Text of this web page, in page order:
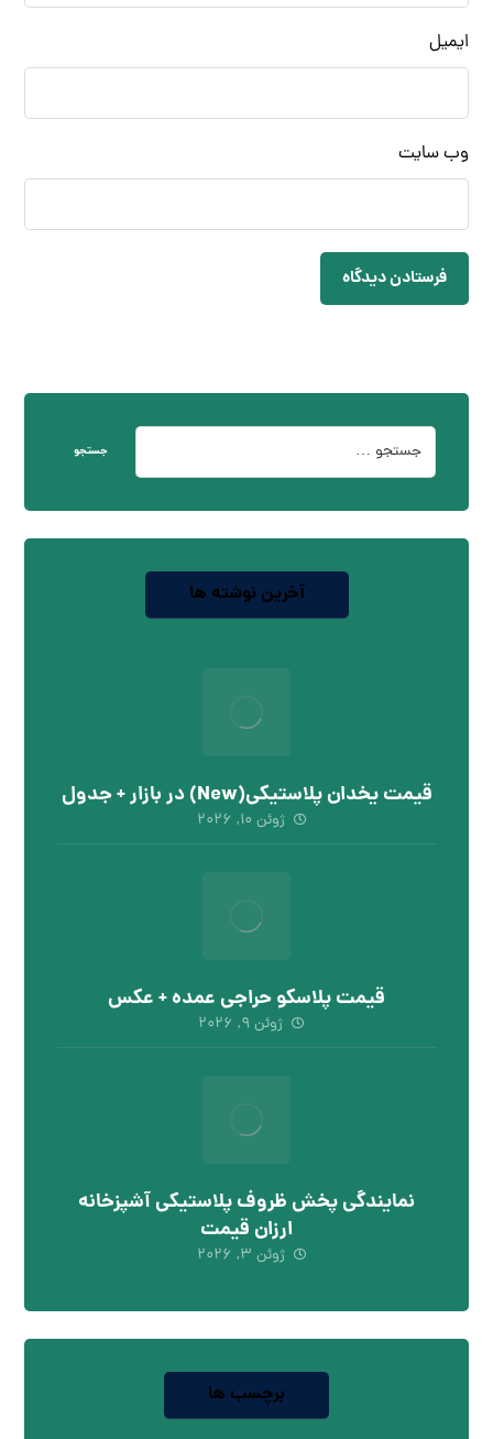
ایمیل
وب‌ سایت
فرستادن دیدگاه
جستجو
آخرین نوشته ها
قیمت یخدان پلاستیکی(New) در بازار + جدول
ژوئن ۱۰, ۲۰۲۶
قیمت پلاسکو حراجی عمده + عکس
ژوئن ۹, ۲۰۲۶
نمایندگی پخش ظروف پلاستیکی آشپزخانه
ارزان قیمت
ژوئن ۳, ۲۰۲۶
برچسب ها